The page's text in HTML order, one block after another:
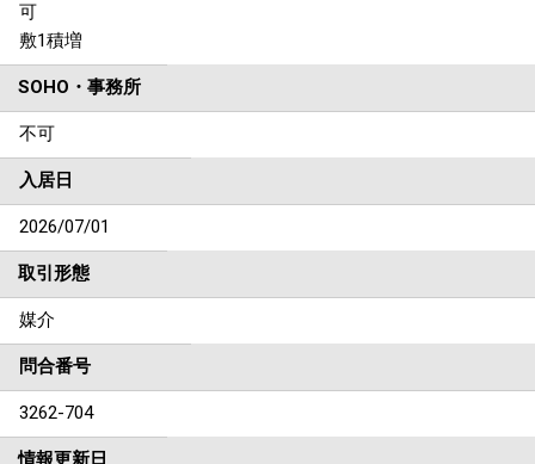
可
敷1積増
SOHO・事務所
不可
入居日
2026/07/01
取引形態
媒介
問合番号
3262-704
情報更新日